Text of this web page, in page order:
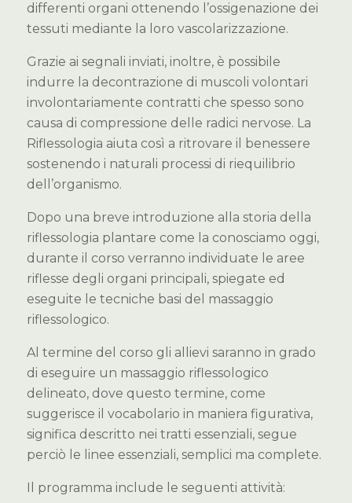
differenti organi ottenendo l’ossigenazione dei
tessuti mediante la loro vascolarizzazione.
Grazie ai segnali inviati, inoltre, è possibile
indurre la decontrazione di muscoli volontari
involontariamente contratti che spesso sono
causa di compressione delle radici nervose. La
Riflessologia aiuta così a ritrovare il benessere
sostenendo i naturali processi di riequilibrio
dell’organismo.
Dopo una breve introduzione alla storia della
riflessologia plantare come la conosciamo oggi,
durante il corso verranno individuate le aree
riflesse degli organi principali, spiegate ed
eseguite le tecniche basi del massaggio
riflessologico.
Al termine del corso gli allievi saranno in grado
di eseguire un massaggio riflessologico
delineato, dove questo termine, come
suggerisce il vocabolario in maniera figurativa,
significa descritto nei tratti essenziali, segue
perciò le linee essenziali, semplici ma complete.
Il programma include le seguenti attività: